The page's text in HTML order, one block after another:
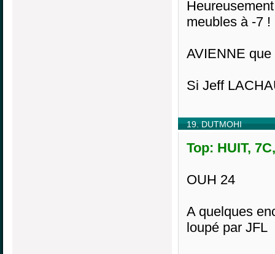
meubles à -7 !
AVIENNE
Si Jeff
19. DUTMOHI
Top: HUIT,
OUH 24
A quelques
loupé par JFL